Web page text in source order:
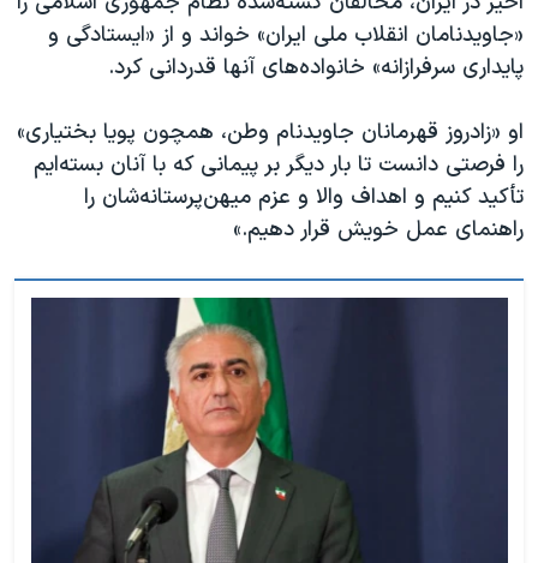
«جاویدنامان انقلاب ملی ایران» خواند و از «ایستادگی و
پایداری سرفرازانه» خانواده‌های آنها قدردانی کرد.
او «زادروز قهرمانان جاویدنام وطن، همچون پویا بختیاری»
را فرصتی دانست تا بار دیگر بر پیمانی که با آنان بسته‌ایم
تأکید کنیم و اهداف والا و عزم میهن‌پرستانه‌شان را
راهنمای عمل خویش قرار دهیم.»